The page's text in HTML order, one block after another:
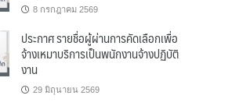
8 กรกฎาคม 2569
ประกาศ รายชื่อผู้ผ่านการคัดเลือกเพื่อ
จ้างเหมาบริการเป็นพนักงานจ้างปฏิบัติ
งาน
29 มิถุนายน 2569